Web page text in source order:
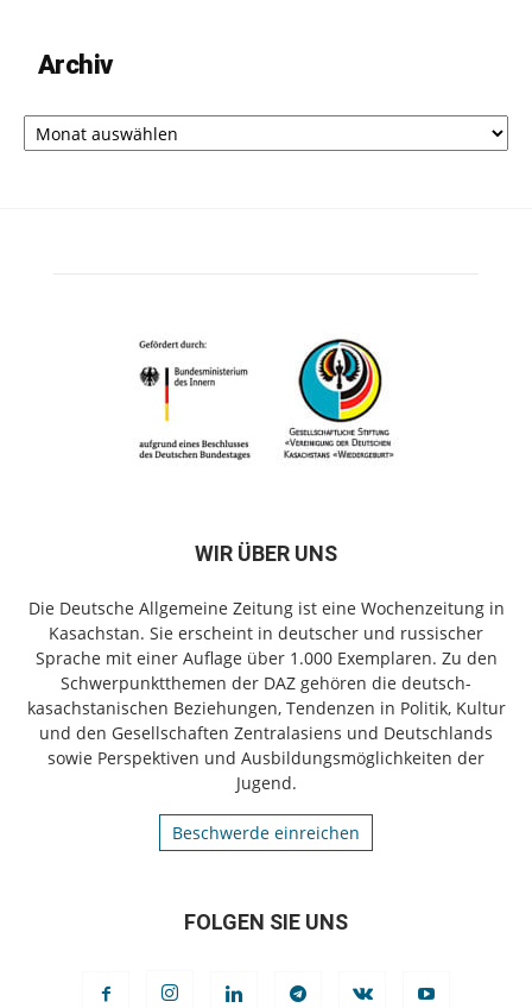
Archiv
Archiv
WIR ÜBER UNS
Die Deutsche Allgemeine Zeitung ist eine Wochenzeitung in
Kasachstan. Sie erscheint in deutscher und russischer
Sprache mit einer Auflage über 1.000 Exemplaren. Zu den
Schwerpunktthemen der DAZ gehören die deutsch-
kasachstanischen Beziehungen, Tendenzen in Politik, Kultur
und den Gesellschaften Zentralasiens und Deutschlands
sowie Perspektiven und Ausbildungsmöglichkeiten der
Jugend.
Beschwerde einreichen
FOLGEN SIE UNS